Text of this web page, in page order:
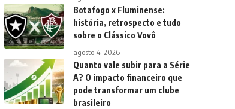
Botafogo x Fluminense:
história, retrospecto e tudo
sobre o Clássico Vovô
agosto 4, 2026
Quanto vale subir para a Série
A? O impacto financeiro que
pode transformar um clube
brasileiro